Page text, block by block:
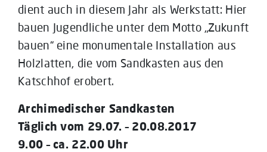
dient auch in diesem Jahr als Werkstatt: Hier
bauen Jugendliche unter dem Motto „Zukunft
bauen“ eine monumentale Installation aus
Holzlatten, die vom Sandkasten aus den
Katschhof erobert.
Archimedischer Sandkasten
Täglich vom 29.07. – 20.08.2017
9.00 – ca. 22.00 Uhr